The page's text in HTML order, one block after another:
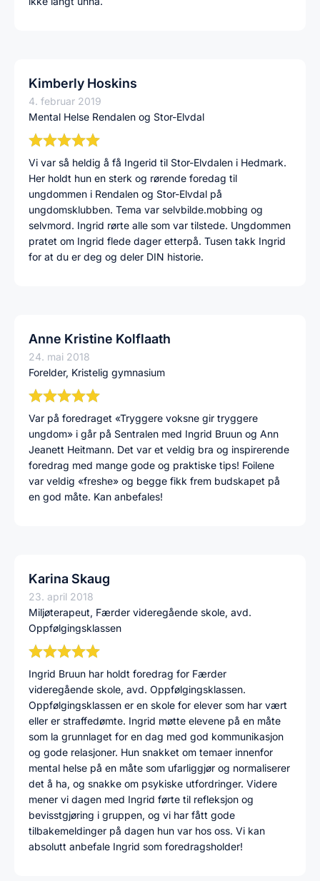
Kimberly Hoskins
4. februar 2019
Mental Helse Rendalen og Stor-Elvdal
Vi var så heldig å få Ingerid til Stor-Elvdalen i Hedmark.
Her holdt hun en sterk og rørende foredag til
ungdommen i Rendalen og Stor-Elvdal på
ungdomsklubben. Tema var selvbilde.mobbing og
selvmord. Ingrid rørte alle som var tilstede. Ungdommen
pratet om Ingrid flede dager etterpå. Tusen takk Ingrid
for at du er deg og deler DIN historie.
Anne Kristine Kolflaath
24. mai 2018
Forelder, Kristelig gymnasium
Var på foredraget «Tryggere voksne gir tryggere
ungdom» i går på Sentralen med Ingrid Bruun og Ann
Jeanett Heitmann. Det var et veldig bra og inspirerende
foredrag med mange gode og praktiske tips! Foilene
var veldig «freshe» og begge fikk frem budskapet på
en god måte. Kan anbefales!
Karina Skaug
23. april 2018
Miljøterapeut, Færder videregående skole, avd.
Oppfølgingsklassen
Ingrid Bruun har holdt foredrag for Færder
videregående skole, avd. Oppfølgingsklassen.
Oppfølgingsklassen er en skole for elever som har vært
eller er straffedømte. Ingrid møtte elevene på en måte
som la grunnlaget for en dag med god kommunikasjon
og gode relasjoner. Hun snakket om temaer innenfor
mental helse på en måte som ufarliggjør og normaliserer
det å ha, og snakke om psykiske utfordringer. Videre
mener vi dagen med Ingrid førte til refleksjon og
bevisstgjøring i gruppen, og vi har fått gode
tilbakemeldinger på dagen hun var hos oss. Vi kan
absolutt anbefale Ingrid som foredragsholder!